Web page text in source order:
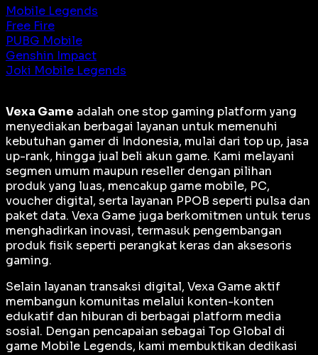
Mobile Legends
Free Fire
PUBG Mobile
Genshin Impact
Joki Mobile Legends
Vexa Game adalah one stop gaming platform yang
menyediakan berbagai layanan untuk memenuhi
kebutuhan gamer di Indonesia, mulai dari top up, jasa
up-rank, hingga jual beli akun game. Kami melayani
segmen umum maupun reseller dengan pilihan
produk yang luas, mencakup game mobile, PC,
voucher digital, serta layanan PPOB seperti pulsa dan
paket data. Vexa Game juga berkomitmen untuk terus
menghadirkan inovasi, termasuk pengembangan
produk fisik seperti perangkat keras dan aksesoris
gaming.
Selain layanan transaksi digital, Vexa Game aktif
membangun komunitas melalui konten-konten
edukatif dan hiburan di berbagai platform media
sosial. Dengan pencapaian sebagai Top Global di
game Mobile Legends, kami membuktikan dedikasi